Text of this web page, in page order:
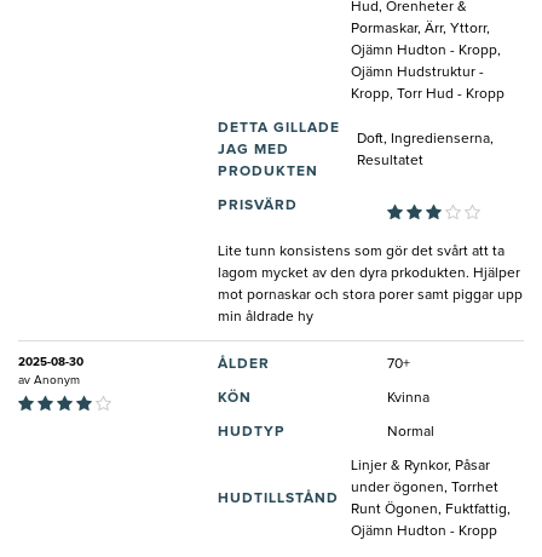
Hud, Orenheter &
Pormaskar, Ärr, Yttorr,
Ojämn Hudton - Kropp,
Ojämn Hudstruktur -
Kropp, Torr Hud - Kropp
DETTA GILLADE
JAG MED
PRODUKTEN
Doft, Ingredienserna,
Resultatet
PRISVÄRD
Lite tunn konsistens som gör det svårt att ta
lagom mycket av den dyra prkodukten. Hjälper
mot pornaskar och stora porer samt piggar upp
min åldrade hy
2025-08-30
av Anonym
ÅLDER 70+
KÖN Kvinna
HUDTYP Normal
HUDTILLSTÅND
Linjer & Rynkor, Påsar
under ögonen, Torrhet
Runt Ögonen, Fuktfattig,
Ojämn Hudton - Kropp